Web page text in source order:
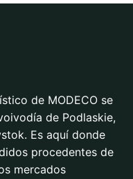
de MODECO se
de Podlaskie,
Es aquí donde
procedentes de
mercados